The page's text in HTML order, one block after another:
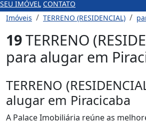
SEU IMÓVEL CONTATO
Imóveis
TERRENO (RESIDENCIAL)
19TERRENO
para alugar em
TERRENO
alugar em Piracicaba
A Palace Imobiliária reúne as